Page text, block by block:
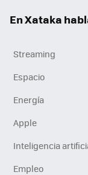
En Xataka
Streaming
Espacio
Energía
Apple
Inteligencia
Empleo